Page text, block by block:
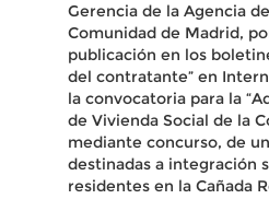
Gerencia de la Agencia
Comunidad de Madrid,
publicación en los
del contratante” en
la convocatoria para la
de Vivienda Social de la
mediante concurso, de
destinadas a integración
residentes en la Cañada